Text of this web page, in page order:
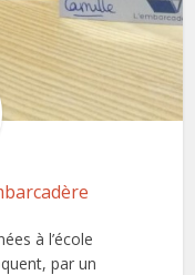
à l’école
par un